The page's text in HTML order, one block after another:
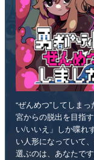
“ぜんめつ”してしま
宮からの脱出を目指
い/いいえ」しか喋れ
い人形になっていて
選ぶのは、あなたです